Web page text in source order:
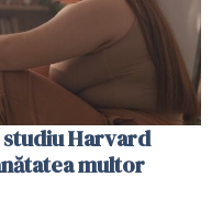
studiu Harvard
multor